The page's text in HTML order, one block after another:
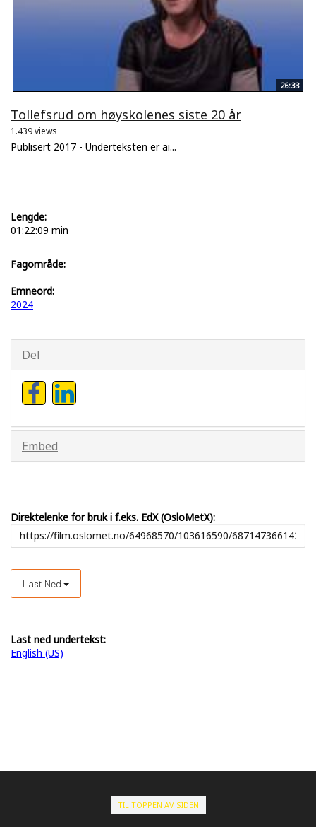
26:33
Tollefsrud om høyskolenes siste 20 år
1.439 views
Publisert 2017 - Underteksten er ai...
Lengde:
01:22:09 min
Fagområde:
Emneord:
2024
Del
Embed
Direktelenke for bruk i f.eks. EdX (OsloMetX):
Last Ned
Last ned undertekst:
English (US)
TIL TOPPEN AV SIDEN